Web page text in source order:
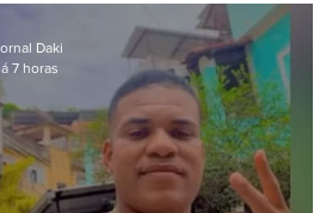
contra crianças
Daki
7 horas